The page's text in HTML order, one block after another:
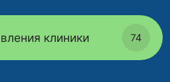
клиники 74